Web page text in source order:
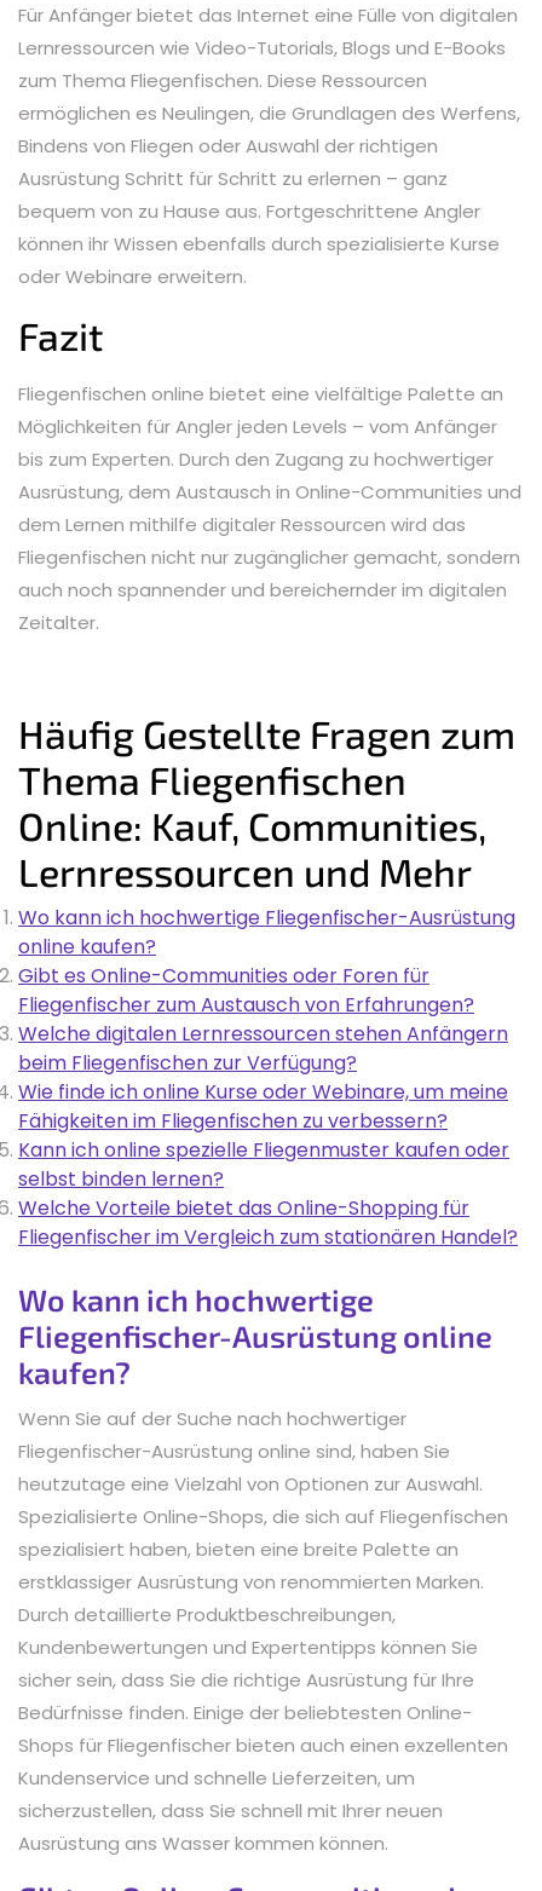
Für Anfänger bietet das Internet eine Fülle von digitalen
Lernressourcen wie Video-Tutorials, Blogs und E-Books
zum Thema Fliegenfischen. Diese Ressourcen
ermöglichen es Neulingen, die Grundlagen des Werfens,
Bindens von Fliegen oder Auswahl der richtigen
Ausrüstung Schritt für Schritt zu erlernen – ganz
bequem von zu Hause aus. Fortgeschrittene Angler
können ihr Wissen ebenfalls durch spezialisierte Kurse
oder Webinare erweitern.
Fazit
Fliegenfischen online bietet eine vielfältige Palette an
Möglichkeiten für Angler jeden Levels – vom Anfänger
bis zum Experten. Durch den Zugang zu hochwertiger
Ausrüstung, dem Austausch in Online-Communities und
dem Lernen mithilfe digitaler Ressourcen wird das
Fliegenfischen nicht nur zugänglicher gemacht, sondern
auch noch spannender und bereichernder im digitalen
Zeitalter.
Häufig Gestellte Fragen zum
Thema Fliegenfischen
Online: Kauf, Communities,
Lernressourcen und Mehr
Wo kann ich hochwertige Fliegenfischer-Ausrüstung
online kaufen?
Gibt es Online-Communities oder Foren für
Fliegenfischer zum Austausch von Erfahrungen?
Welche digitalen Lernressourcen stehen Anfängern
beim Fliegenfischen zur Verfügung?
Wie finde ich online Kurse oder Webinare, um meine
Fähigkeiten im Fliegenfischen zu verbessern?
Kann ich online spezielle Fliegenmuster kaufen oder
selbst binden lernen?
Welche Vorteile bietet das Online-Shopping für
Fliegenfischer im Vergleich zum stationären Handel?
Wo kann ich hochwertige
Fliegenfischer-Ausrüstung online
kaufen?
Wenn Sie auf der Suche nach hochwertiger
Fliegenfischer-Ausrüstung online sind, haben Sie
heutzutage eine Vielzahl von Optionen zur Auswahl.
Spezialisierte Online-Shops, die sich auf Fliegenfischen
spezialisiert haben, bieten eine breite Palette an
erstklassiger Ausrüstung von renommierten Marken.
Durch detaillierte Produktbeschreibungen,
Kundenbewertungen und Expertentipps können Sie
sicher sein, dass Sie die richtige Ausrüstung für Ihre
Bedürfnisse finden. Einige der beliebtesten Online-
Shops für Fliegenfischer bieten auch einen exzellenten
Kundenservice und schnelle Lieferzeiten, um
sicherzustellen, dass Sie schnell mit Ihrer neuen
Ausrüstung ans Wasser kommen können.